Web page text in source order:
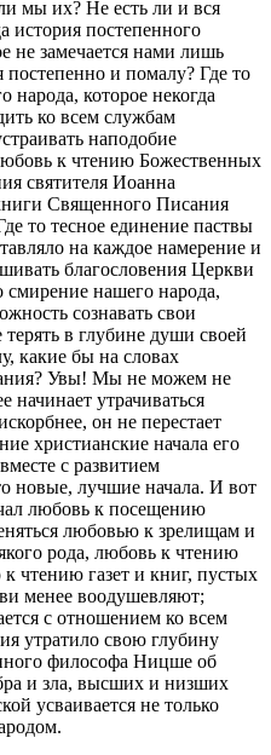
мы их? Не есть ли и вся
история постепенного
не замечается нами лишь
постепенно и помалу? Где то
которое некогда
ко всем службам
наподобие
к чтению Божественных
святителя Иоанна
Священного Писания
то тесное единение паствы
на каждое намерение и
благословения Церкви
смирение нашего народа,
сознавать свои
в глубине души своей
какие бы на словах
Увы! Мы не можем не
начинает утрачиваться
он не перестает
христианские начала его
с развитием
новые, лучшие начала. И вот
любовь к посещению
любовью к зрелищам и
рода, любовь к чтению
чтению газет и книг, пустых
менее воодушевляют;
с отношением ко всем
утратило свою глубину
философа Ницше об
и зла, высших и низших
усваивается не только